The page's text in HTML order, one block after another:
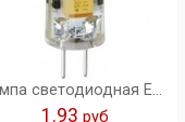
Лампа светодиодная Ecola G4 LED 1,5W Corn Micro 220V 4200K 320° 35x10 /G4RV15ELC/
1.93pуб